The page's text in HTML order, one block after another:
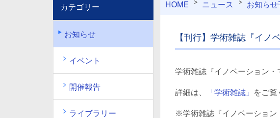
HOME ニュース お知らせ
【刊行】学術雑誌『イノ
学術雑誌『イノベーション・
詳細は、 「学術雑誌」 をご覧
※学術雑誌『イノベーション
カテゴリー
お知らせ
イベント
開催報告
ライブラリー